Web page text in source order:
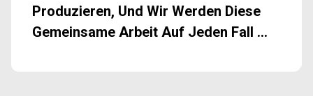
Produzieren, Und Wir Werden Diese
Gemeinsame Arbeit Auf Jeden Fall ...